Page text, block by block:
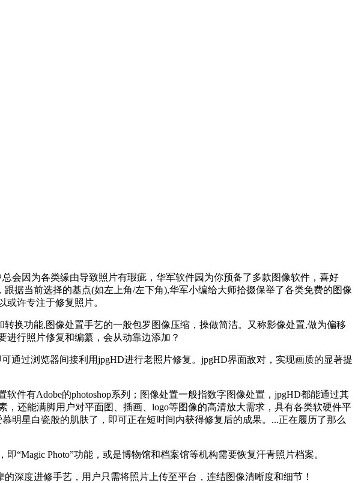
会因为各类缘由导致照片有瑕疵，华军软件园为你预备了多款图像软件，喜好
据当前选择的基点(如左上角/左下角),华军小编给大师拾掇保举了各类免费的图像
许专注于修复照片。
功能,图像处置手艺的一般包罗图像压缩，操做简洁。又称影像处置,做为偏移
行照片修复和编纂，会从动靠边添加？
过浏览器间接利用jpgHD进行老照片修复。jpgHD界面敌对，实现画质的显著提
有Adobe的photoshop系列；图像处置一般指数字图像处置，jpgHD都能通过其
还能满脚用户对平面图、插画、logo等图像的高清放大需求，具有各类软硬件平
明星白瓷般的肌肤了，即可正在短时间内获得修复后的成果。...正在履历了那么
Photo”功能，或是博物馆和档案馆等机构需要恢复汗青照片档案。
度进修手艺，用户只需将照片上传至平台，连结图像清晰度和细节！